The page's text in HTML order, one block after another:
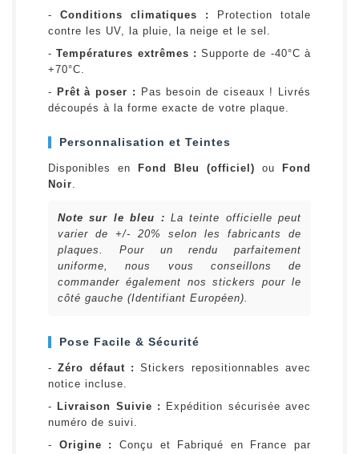
- Conditions climatiques :
Protection totale
contre les UV, la pluie, la neige et le sel.
-Températures extrêmes : Supporte de -40°C à
+70°C.
- Prêt à poser :
Pas besoin de ciseaux ! Livrés
découpés à la forme exacte de votre plaque.
Personnalisation et Teintes
Disponibles en Fond Bleu (officiel) ou
Fond
Noir.
Note sur le bleu : La teinte officielle peut
varier de +/- 20% selon les fabricants de
plaques. Pour un rendu parfaitement
uniforme, nous vous conseillons de
commander également nos stickers pour le
côté gauche (Identifiant Européen).
Pose Facile & Sécurité
-Zéro défaut : Stickers repositionnables avec
notice incluse.
- Livraison Suivie :
Expédition sécurisée avec
numéro de suivi.
- Origine :
Conçu et Fabriqué en France par